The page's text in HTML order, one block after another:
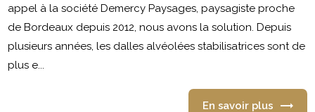
appel à la société Demercy Paysages, paysagiste proche
de Bordeaux depuis 2012, nous avons la solution. Depuis
plusieurs années, les dalles alvéolées stabilisatrices sont de
plus e...
En savoir plus